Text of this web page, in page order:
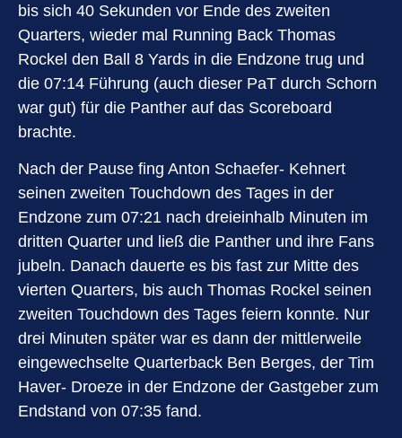
bis sich 40 Sekunden vor Ende des zweiten
Quarters, wieder mal Running Back Thomas
Rockel den Ball 8 Yards in die Endzone trug und
die 07:14 Führung (auch dieser PaT durch Schorn
war gut) für die Panther auf das Scoreboard
brachte.
Nach der Pause fing Anton Schaefer- Kehnert
seinen zweiten Touchdown des Tages in der
Endzone zum 07:21 nach dreieinhalb Minuten im
dritten Quarter und ließ die Panther und ihre Fans
jubeln. Danach dauerte es bis fast zur Mitte des
vierten Quarters, bis auch Thomas Rockel seinen
zweiten Touchdown des Tages feiern konnte. Nur
drei Minuten später war es dann der mittlerweile
eingewechselte Quarterback Ben Berges, der Tim
Haver- Droeze in der Endzone der Gastgeber zum
Endstand von 07:35 fand.